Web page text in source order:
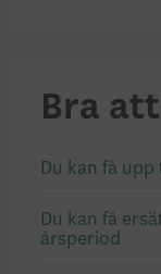
Bra
Du kan få
Du kan få
årsperiod